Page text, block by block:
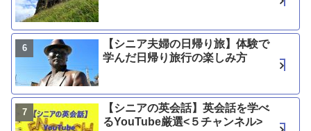
【シニア夫婦の日帰り旅】体験で
学んだ日帰り旅行の楽しみ方
【シニアの英会話】英会話を学べ
るYouTube厳選<５チャンネル>